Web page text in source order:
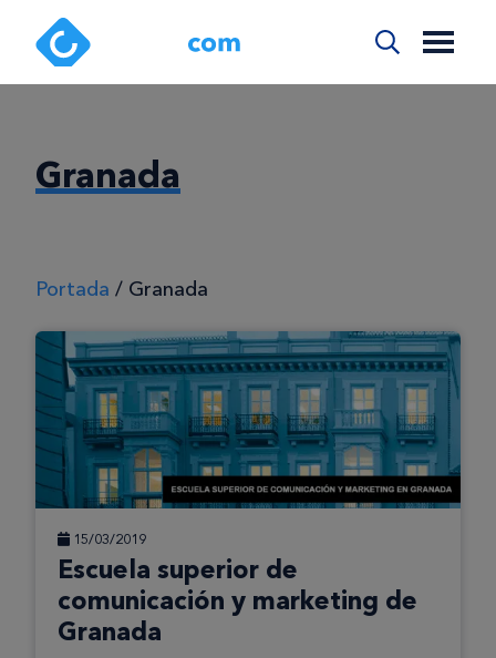
Granada
Portada / Granada
15/03/2019
Escuela superior de
comunicación y marketing de
Granada